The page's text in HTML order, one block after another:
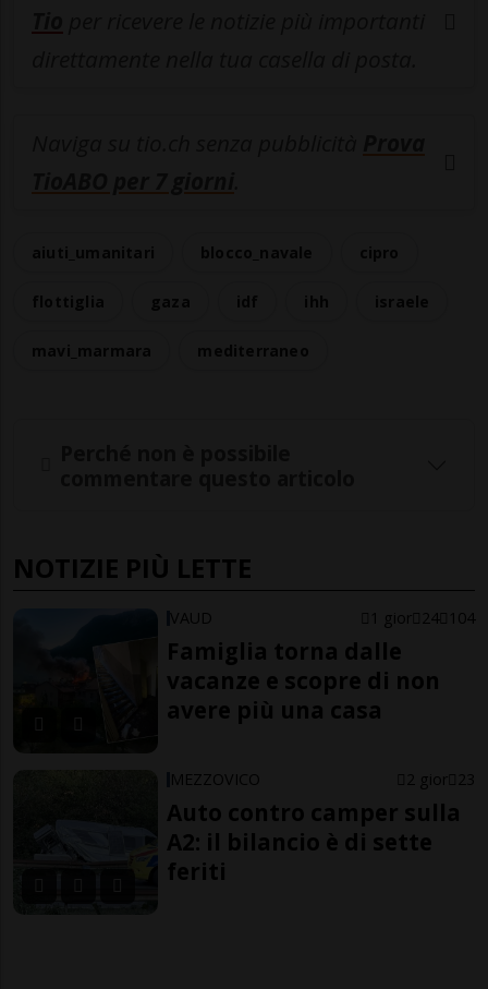
NOTIZIE PIÙ LETTE
VAUD 1 gior 24 104
Famiglia torna dalle
vacanze e scopre di non
avere più una casa
MEZZOVICO 2 gior 23
Auto contro camper sulla
A2: il bilancio è di sette
feriti